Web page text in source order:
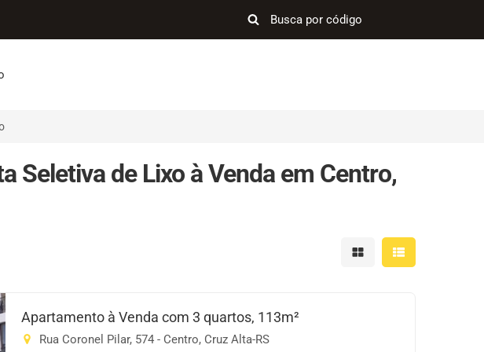
Seletiva de Lixo à Venda em Centro,
Mostrar resultados em
Mostrar
Apartamento à Venda com 3 quartos, 113m²
Rua Coronel Pilar, 574 - Centro, Cruz Alta-RS